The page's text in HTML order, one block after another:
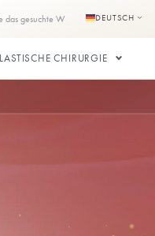
uns